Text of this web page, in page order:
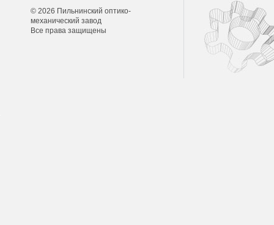
© 2026 Пильнинский оптико-
механический завод
Все права защищены